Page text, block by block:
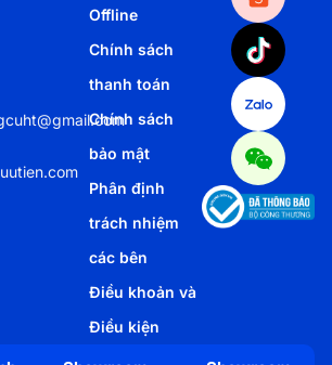
Offline
Chính sách
thanh toán
Chính sách
bảo mật
Phân định
trách nhiệm
các bên
Điều khoản và
Điều kiện